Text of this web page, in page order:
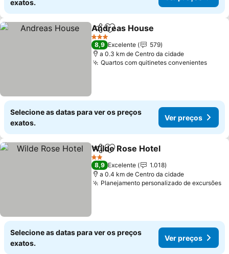
exatos.
PartilharAdicionar aos favoritos
Andreas House
3 Estrelas
8,9 Excelente
579
a 0.3 km de Centro da cidade
Quartos com quitinetes convenientesVer
Selecione as datas para ver os preços
exatos.
Ver preços
PartilharAdicionar aos favoritos
Wilde Rose Hotel
2 Estrelas
8,9 Excelente
1.018
a 0.4 km de Centro da cidade
Planejamento personalizado de excursões
Selecione as datas para ver os preços
exatos.
Ver preços